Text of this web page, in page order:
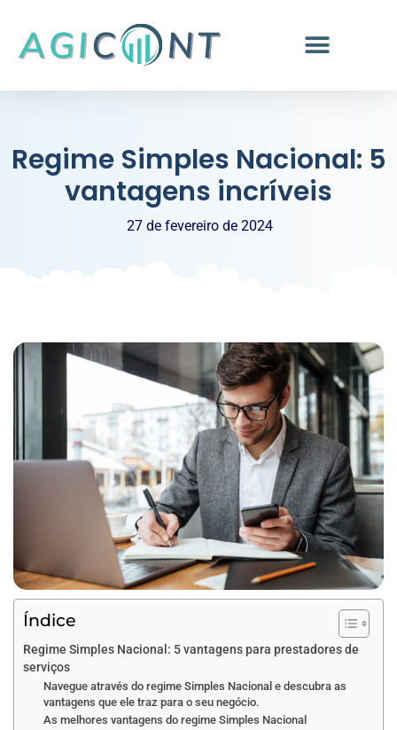
Regime Simples Nacional: 5
vantagens incríveis
27 de fevereiro de 2024
Índice
Regime Simples Nacional: 5 vantagens para prestadores de
serviços
Navegue através do regime Simples Nacional e descubra as
vantagens que ele traz para o seu negócio.
As melhores vantagens do regime Simples Nacional